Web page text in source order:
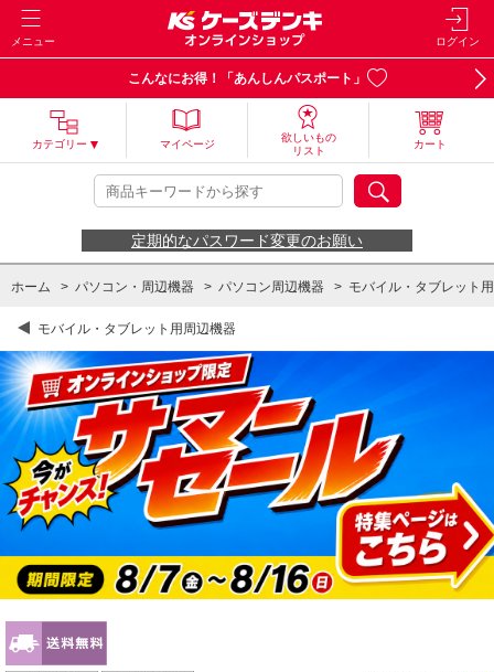
メニュー ログイン
こんなにお得！「あんしんパスポート」
カテゴリー マイページ
欲しいもの
リスト
カート
定期的なパスワード変更のお願い
ホーム > パソコン・周辺機器 > パソコン周辺機器 > モバイル・タブレット
モバイル・タブレット用周辺機器